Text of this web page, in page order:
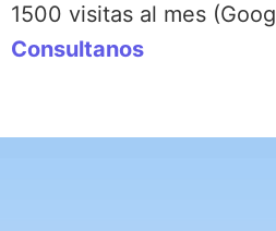
1500 visitas al mes
Consultanos